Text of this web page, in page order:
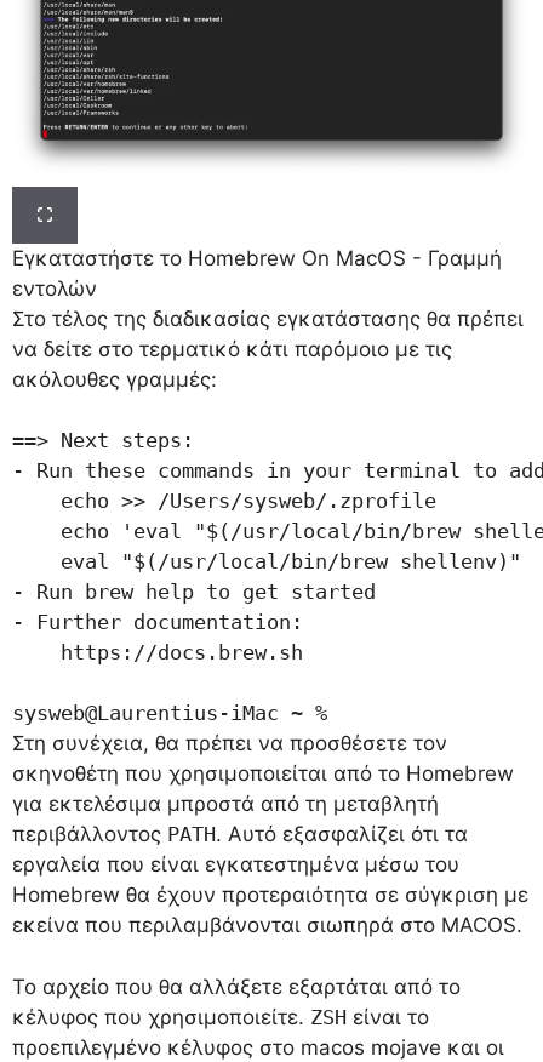
Εγκαταστήστε το Homebrew On MacOS - Γραμμή
εντολών
Στο τέλος της διαδικασίας εγκατάστασης θα πρέπει
να δείτε στο τερματικό κάτι παρόμοιο με τις
ακόλουθες γραμμές:
==> Next steps:
- Run these commands in your terminal to add
    echo >> /Users/sysweb/.zprofile
echo 'eval "$(/usr/local/bin/brew
    eval "$(/usr/local/bin/brew shellenv)"
- Run brew help to get started
- Further documentation:
    https://docs.brew.sh
sysweb@Laurentius-iMac ~ %
Στη συνέχεια, θα πρέπει να προσθέσετε τον
σκηνοθέτη που χρησιμοποιείται από το Homebrew
για εκτελέσιμα μπροστά από τη μεταβλητή
περιβάλλοντος PATH. Αυτό εξασφαλίζει ότι τα
εργαλεία που είναι εγκατεστημένα μέσω του
Homebrew θα έχουν προτεραιότητα σε σύγκριση με
εκείνα που περιλαμβάνονται σιωπηρά στο MACOS.
Το αρχείο που θα αλλάξετε εξαρτάται από το
κέλυφος που χρησιμοποιείτε. ZSH είναι το
προεπιλεγμένο κέλυφος στο macos mojave και οι